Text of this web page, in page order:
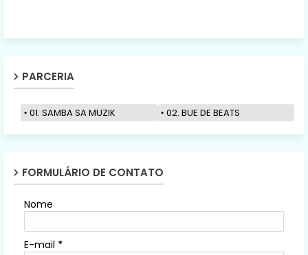
PARCERIA
01. SAMBA SA MUZIK 02. BUE DE BEATS
FORMULÁRIO DE CONTATO
Nome
E-mail *